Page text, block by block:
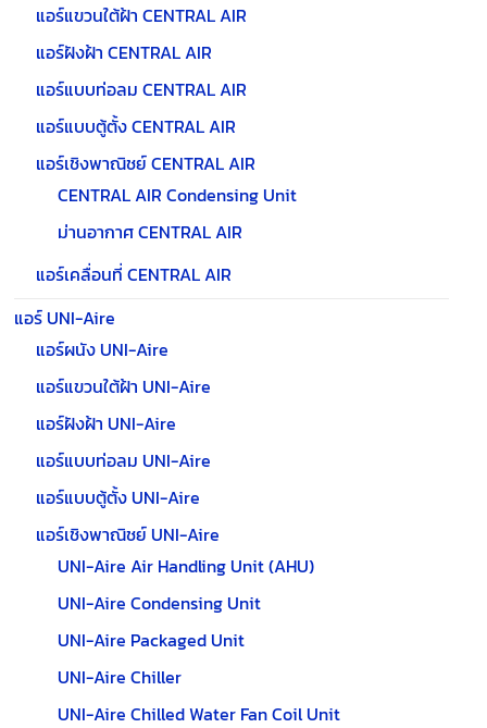
แอร์แขวนใต้ฝ้า CENTRAL AIR
แอร์ฝังฝ้า CENTRAL AIR
แอร์แบบท่อลม CENTRAL AIR
แอร์แบบตู้ตั้ง CENTRAL AIR
แอร์เชิงพาณิชย์ CENTRAL AIR
CENTRAL AIR Condensing Unit
ม่านอากาศ CENTRAL AIR
แอร์เคลื่อนที่ CENTRAL AIR
แอร์ UNI-Aire
แอร์ผนัง UNI-Aire
แอร์แขวนใต้ฝ้า UNI-Aire
แอร์ฝังฝ้า UNI-Aire
แอร์แบบท่อลม UNI-Aire
แอร์แบบตู้ตั้ง UNI-Aire
แอร์เชิงพาณิชย์ UNI-Aire
UNI-Aire Air Handling Unit (AHU)
UNI-Aire Condensing Unit
UNI-Aire Packaged Unit
UNI-Aire Chiller
UNI-Aire Chilled Water Fan Coil Unit